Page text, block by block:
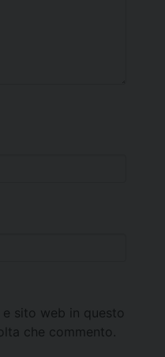
sito web in questo
che commento.